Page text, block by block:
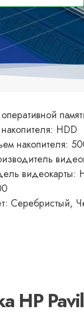
HDD
накопителя:
видеокарты:
Серебристый,
HP